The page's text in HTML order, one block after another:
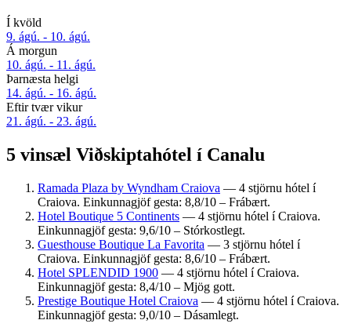
Í kvöld
9. ágú. - 10. ágú.
Á morgun
10. ágú. - 11. ágú.
Þarnæsta helgi
14. ágú. - 16. ágú.
Eftir tvær vikur
21. ágú. - 23. ágú.
5 vinsæl Viðskiptahótel í Canalu
Ramada Plaza by Wyndham Craiova — 4 stjörnu hótel í
Craiova. Einkunnagjöf gesta: 8,8/10 – Frábært.
Hotel Boutique 5 Continents — 4 stjörnu hótel í Craiova.
Einkunnagjöf gesta: 9,6/10 – Stórkostlegt.
Guesthouse Boutique La Favorita — 3 stjörnu hótel í
Craiova. Einkunnagjöf gesta: 8,6/10 – Frábært.
Hotel SPLENDID 1900 — 4 stjörnu hótel í Craiova.
Einkunnagjöf gesta: 8,4/10 – Mjög gott.
Prestige Boutique Hotel Craiova — 4 stjörnu hótel í Craiova.
Einkunnagjöf gesta: 9,0/10 – Dásamlegt.